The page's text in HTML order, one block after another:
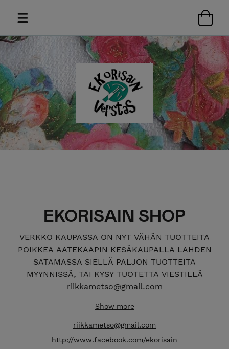
EKORISAIN SHOP
VERKKO KAUPASSA ON NYT VÄHÄN TUOTTEITA
POIKKEA AATEKAAPIN KESÄKAUPALLA LAHDEN
SATAMASSA SIELLÄ PALJON TUOTTEITA
MYYNNISSÄ, TAI KYSY TUOTETTA VIESTILLÄ
riikkametso@gmail.com
EKORISAIN VERSTAAN VERKKOKAUPASTA LÖYDÄT
omaan käyttöön tervetuloa tutustumaan. Tuotteet
valmistetaan Lahdessa kotiverstaalla ja
Show more
riikkametso@gmail.com
http://www.facebook.com/ekorisain